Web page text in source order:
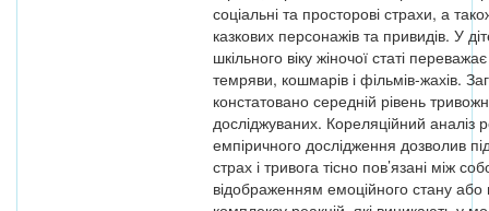
соціальні та просторові страхи, а
казкових персонажів та привидів. У
шкільного віку жіночої статі
темряви, кошмарів і фільмів-жахів.
констатовано середній рівень
досліджуваних. Кореляційний аналіз
емпіричного дослідження дозволив
страх і тривога тісно пов’язані між
відображенням емоційного стану або